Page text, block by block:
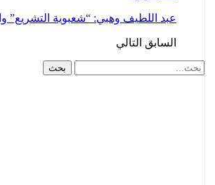
عبد اللطيف وهبي: “شعبوية
السابق التالي